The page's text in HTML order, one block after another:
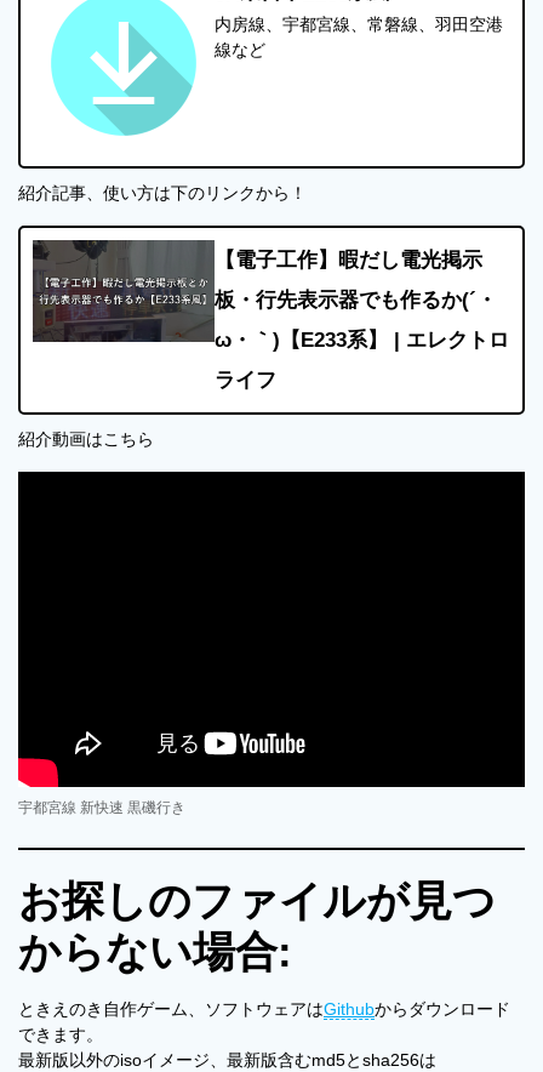
内房線、宇都宮線、常磐線、羽田空港
線など
紹介記事、使い方は下のリンクから！
【電子工作】暇だし電光掲示
板・行先表示器でも作るか(´・
ω・｀)【E233系】 | エレクトロ
ライフ
紹介動画はこちら
宇都宮線 新快速 黒磯行き
お探しのファイルが見つ
からない場合:
ときえのき自作ゲーム、ソフトウェアはGithubからダウンロード
できます。
最新版以外のisoイメージ、最新版含むmd5とsha256は